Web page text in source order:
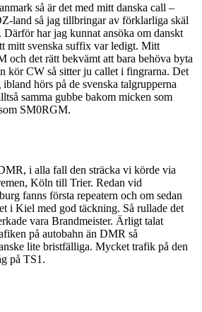
så är det med mitt danska call –
land så jag tillbringar av förklarliga skäl
har jag kunnat ansöka om danskt
mitt svenska suffix var ledigt. Mitt
och det rätt bekvämt att bara behöva byta
kör CW så sitter ju callet i fingrarna. Det
hörs på de svenska talgrupperna
samma gubbe bakom micken som
SM0RGM.
i alla fall den sträcka vi körde via
Köln till Trier. Redan vid
fanns första repeatern och om sedan
i Kiel med god täckning. Så rullade det
vara Brandmeister. Ärligt talat
på autobahn än DMR så
lite bristfälliga. Mycket trafik på den
på TS1.